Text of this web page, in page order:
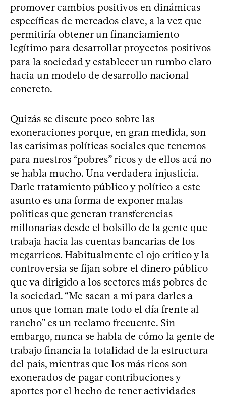
promover cambios positivos en dinámicas
específicas de mercados clave, a la vez que
permitiría obtener un financiamiento
legítimo para desarrollar proyectos positivos
para la sociedad y establecer un rumbo claro
hacia un modelo de desarrollo nacional
concreto.
Quizás se discute poco sobre las
exoneraciones porque, en gran medida, son
las carísimas políticas sociales que tenemos
para nuestros “pobres” ricos y de ellos acá no
se habla mucho. Una verdadera injusticia.
Darle tratamiento público y político a este
asunto es una forma de exponer malas
políticas que generan transferencias
millonarias desde el bolsillo de la gente que
trabaja hacia las cuentas bancarias de los
megarricos. Habitualmente el ojo crítico y la
controversia se fijan sobre el dinero público
que va dirigido a los sectores más pobres de
la sociedad. “Me sacan a mí para darles a
unos que toman mate todo el día frente al
rancho” es un reclamo frecuente. Sin
embargo, nunca se habla de cómo la gente de
trabajo financia la totalidad de la estructura
del país, mientras que los más ricos son
exonerados de pagar contribuciones y
aportes por el hecho de tener actividades